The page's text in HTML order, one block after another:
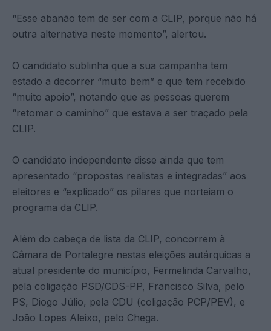
“Esse abanão tem de ser com a CLIP, porque não há
outra alternativa neste momento”, alertou.
O candidato sublinha que a sua campanha tem
estado a decorrer “muito bem” e que tem recebido
“muito apoio”, notando que as pessoas querem
“retomar o caminho” que estava a ser traçado pela
CLIP.
O candidato independente disse ainda que tem
apresentado “propostas realistas e integradas” aos
eleitores e “explicado” os pilares que norteiam o
programa da CLIP.
Além do cabeça de lista da CLIP, concorrem à
Câmara de Portalegre nestas eleições autárquicas a
atual presidente do município, Fermelinda Carvalho,
pela coligação PSD/CDS-PP, Francisco Silva, pelo
PS, Diogo Júlio, pela CDU (coligação PCP/PEV), e
João Lopes Aleixo, pelo Chega.